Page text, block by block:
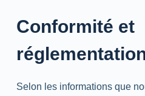
Conformité et
Selon les informations que